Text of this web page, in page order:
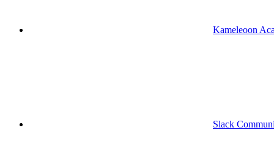
Kameleoon
Slack